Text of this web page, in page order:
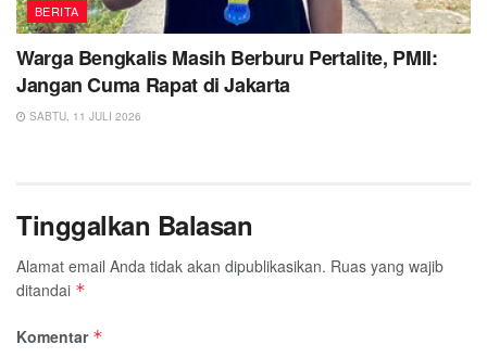
BERITA
Warga Bengkalis Masih Berburu Pertalite, PMII:
Jangan Cuma Rapat di Jakarta
SABTU, 11 JULI 2026
Tinggalkan Balasan
Alamat email Anda tidak akan dipublikasikan. Ruas yang wajib
ditandai *
Komentar *